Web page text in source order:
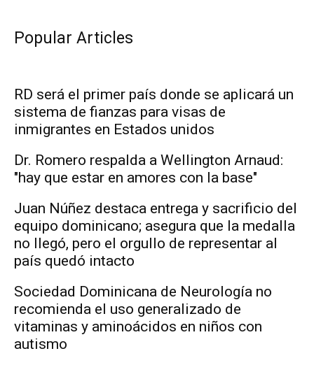
Popular Articles
RD será el primer país donde se aplicará un
sistema de fianzas para visas de
inmigrantes en Estados unidos
Dr. Romero respalda a Wellington Arnaud:
"hay que estar en amores con la base"
Juan Núñez destaca entrega y sacrificio del
equipo dominicano; asegura que la medalla
no llegó, pero el orgullo de representar al
país quedó intacto
Sociedad Dominicana de Neurología no
recomienda el uso generalizado de
vitaminas y aminoácidos en niños con
autismo